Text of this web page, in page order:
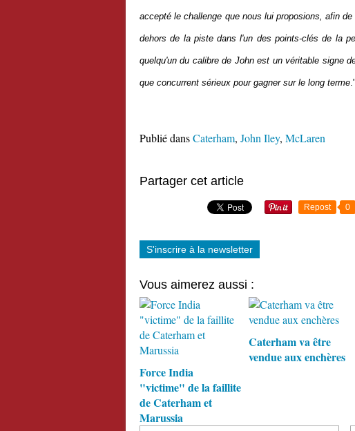
accepté le challenge que nous lui proposions, afin
dehors de la piste dans l'un des points-clés de la
quelqu'un du calibre de John est un véritable signe
que concurrent sérieux pour gagner sur le long terme."
Publié dansCaterham, John Iley, McLaren
Partager cet article
Repost 0
S'inscrire à la newsletter
Vous aimerez aussi :
Force India
"victime" de la faillite
de Caterham et
Marussia
Caterham va être
vendue aux enchères